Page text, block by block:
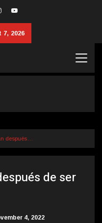
2026
después…
de ser
4, 2022